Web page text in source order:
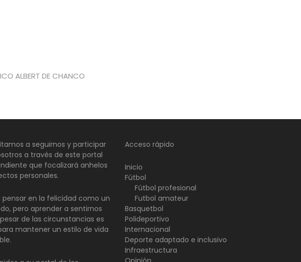
ALBERT DE CHANCO
a seguirnos y participar
a través de este portal
que focalizará anhelos
personales.
pensar en la felicidad como un
pero aprender a sentirnos
de las circunstancias es
mantener un estilo de vida
Acceso rápido
Inicio
Fútbol
Fútbol profesional
Futbol amateur
Basquetbol
Polideportivo
Internacional
Deporte adaptado e inclusivo
Infraestructura